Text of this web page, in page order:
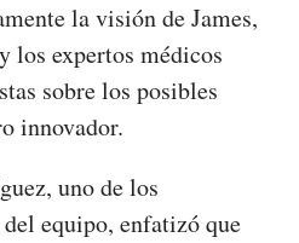
la visión de James,
los expertos médicos
sobre los posibles
innovador.
uno de los
equipo, enfatizó que